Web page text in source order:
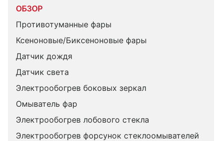
ОБЗОР
Противотуманные фары
Ксеноновые/Биксеноновые фары
Датчик дождя
Датчик света
Электрообогрев боковых зеркал
Омыватель фар
Электрообогрев лобового стекла
Электрообогрев форсунок стеклоомывателей